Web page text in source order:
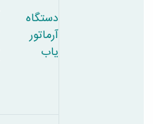
دستگاه
آرماتور
یاب